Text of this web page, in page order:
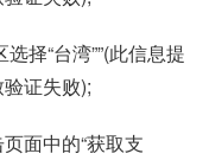
择“台湾””(此信息提
证失败);
面中的“获取支